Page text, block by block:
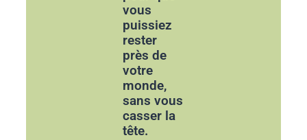
vous
puissiez
rester
près de
votre
monde,
sans vous
casser la
tête.